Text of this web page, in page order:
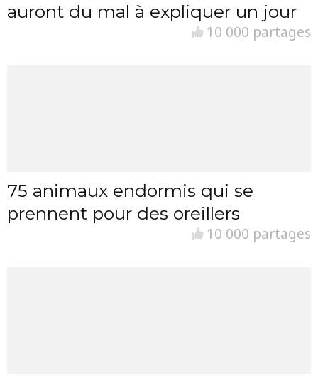
auront du mal à expliquer un jour
10 000 partages
75 animaux endormis qui se
prennent pour des oreillers
10 000 partages